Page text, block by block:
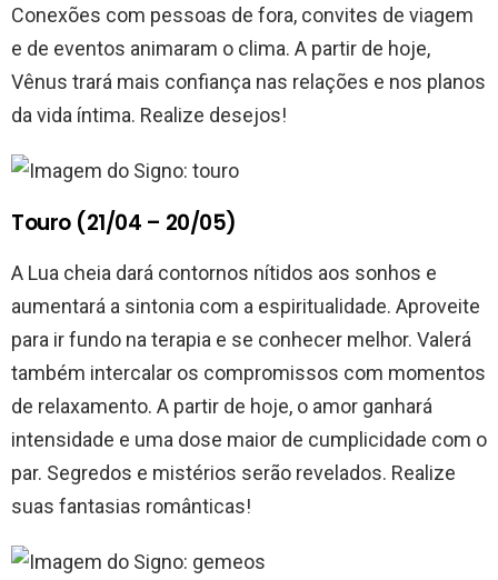
Conexões com pessoas de fora, convites de viagem
e de eventos animaram o clima. A partir de hoje,
Vênus trará mais confiança nas relações e nos planos
da vida íntima. Realize desejos!
Touro (21/04 – 20/05)
A Lua cheia dará contornos nítidos aos sonhos e
aumentará a sintonia com a espiritualidade. Aproveite
para ir fundo na terapia e se conhecer melhor. Valerá
também intercalar os compromissos com momentos
de relaxamento. A partir de hoje, o amor ganhará
intensidade e uma dose maior de cumplicidade com o
par. Segredos e mistérios serão revelados. Realize
suas fantasias românticas!